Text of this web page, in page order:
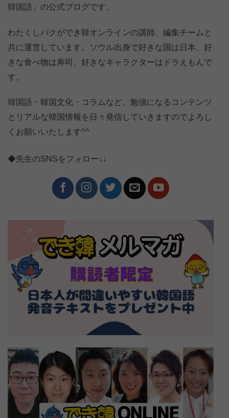
韓国語」の公式ブログです。
わたくしパクができ韓オンラインの講師、編集チームと
共に運営しています。ソウル出身で好きな国は日本、好
きな食べ物は寿司、好きなキャラクターはドラえもんで
す。
韓国語・韓国文化・コラムなど、勉強になるコンテンツ
とリアルな韓国情報を日々発信していきますのでよろし
くお願いいたします^^
◆先生のSNSをフォロー↓↓